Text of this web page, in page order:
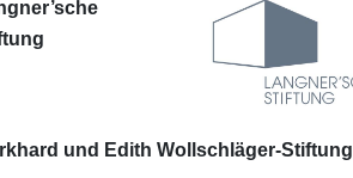
und Edith Wollschläger-Stiftung